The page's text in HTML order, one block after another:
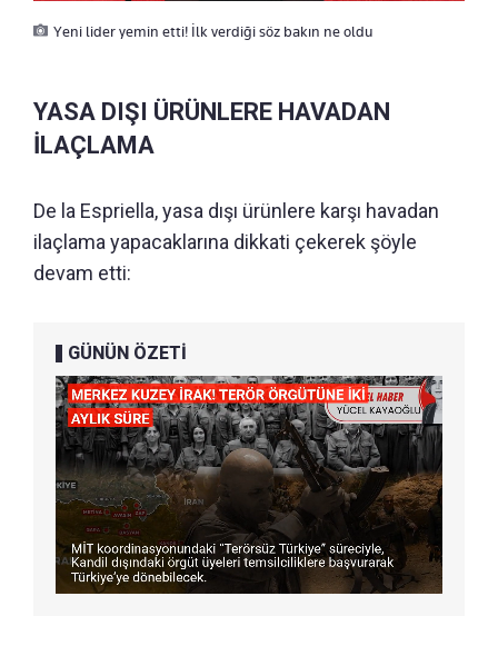
Yeni lider yemin etti! İlk verdiği söz bakın ne oldu
YASA DIŞI ÜRÜNLERE HAVADAN
İLAÇLAMA
De la Espriella, yasa dışı ürünlere karşı havadan
ilaçlama yapacaklarına dikkati çekerek şöyle
devam etti:
GÜNÜN ÖZETİ